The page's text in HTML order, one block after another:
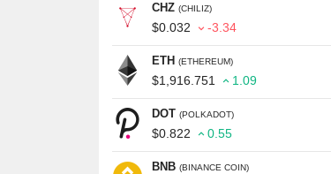
CHZ (CHILIZ)
$0.032 -3.34
ETH (ETHEREUM)
$1,916.751 1.09
DOT (POLKADOT)
$0.822 0.55
BNB (BINANCE COIN)